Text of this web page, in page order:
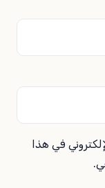
في هذا